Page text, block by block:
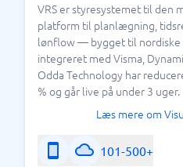
VRS er styresystemet til den
platform til planlægning,
lønflow — bygget til nordiske
integreret med Visma,
Odda Technology har
% og går live på under 3 uger.
Læs mere om
101-500+